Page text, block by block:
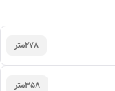
278متر
358متر